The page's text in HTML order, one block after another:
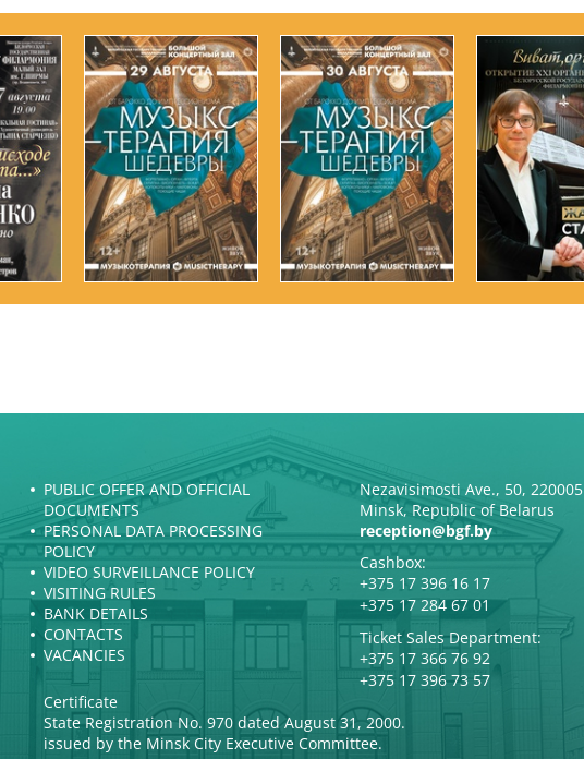
PUBLIC OFFER AND OFFICIAL
DOCUMENTS
PERSONAL DATA PROCESSING
POLICY
VIDEO SURVEILLANCE POLICY
VISITING RULES
BANK DETAILS
CONTACTS
VACANCIES
Nezavisimosti Ave., 50, 220005
Minsk, Republic of Belarus
reception@bgf.by
Cashbox:
+375 17 396 16 17
+375 17 284 67 01
Ticket Sales Department:
+375 17 366 76 92
+375 17 396 73 57
Certificate
State Registration No. 970 dated August 31, 2000.
issued by the Minsk City Executive Committee.